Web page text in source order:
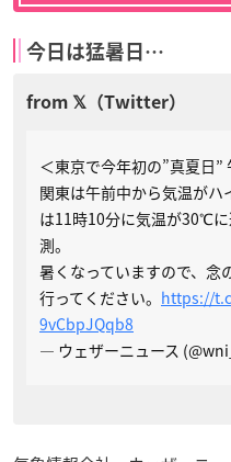
今日は猛暑日…
＜東京で今年初の”真夏日
関東は午前中から気温がハ
は11時10分に気温が30℃
測。
暑くなっていますので、念
行ってください。 https://
9vCbpJQqb8
— ウェザーニュース